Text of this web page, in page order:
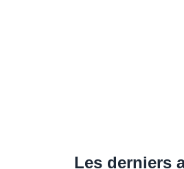
Les derniers